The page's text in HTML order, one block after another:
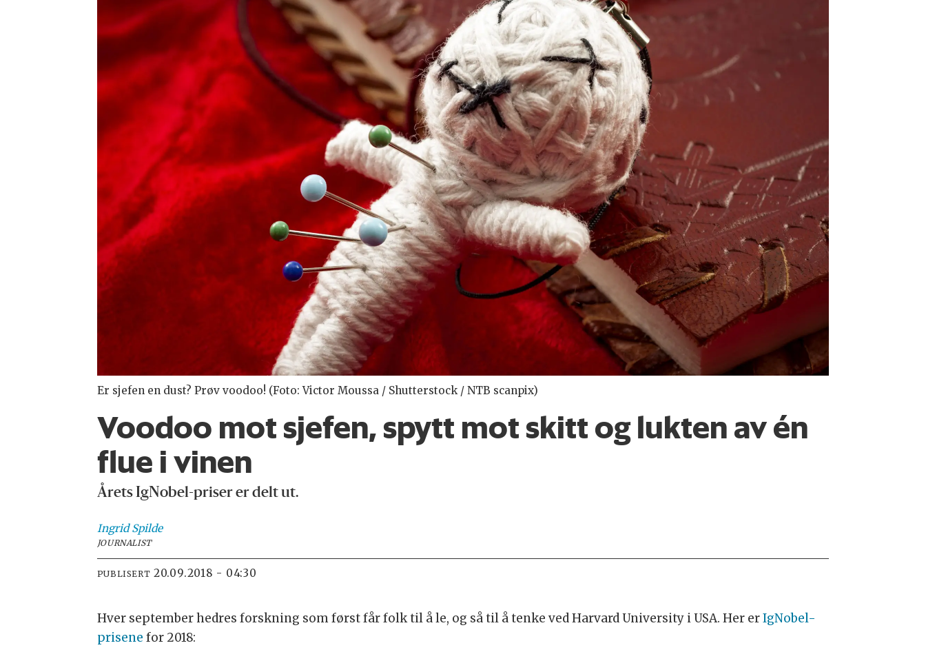
Er sjefen en dust? Prøv voodoo! (Foto: Victor Moussa / Shutterstock / NTB scanpix)
Voodoo mot sjefen, spytt mot skitt og lukten av én
flue i vinen
Årets IgNobel-priser er delt ut.
Ingrid Spilde
JOURNALIST
PUBLISERT 20.09.2018 - 04:30
Hver september hedres forskning som først får folk til å le, og så til å tenke ved Harvard University i USA. Her erIgNobel-
prisene for 2018: